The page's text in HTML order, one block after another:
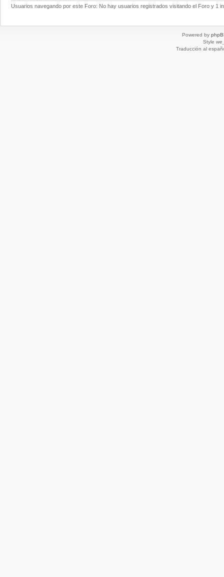
Usuarios navegando por este Foro: No hay usuarios registrados visitando el Foro y 1
Powered by
Style
Traducción al